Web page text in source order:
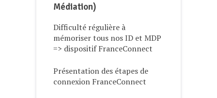
Médiation)
Difficulté régulière à
mémoriser tous nos ID et MDP
=> dispositif FranceConnect
Présentation des étapes de
connexion FranceConnect